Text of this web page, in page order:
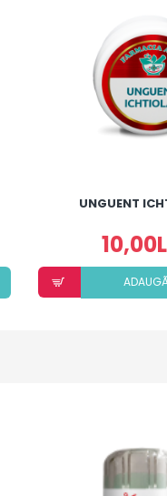
UNGUENT